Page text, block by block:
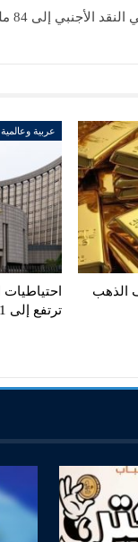
المركزي العراقي:
الذهب
عربية وعالمية
ترتفع إلى 3.41 تريليون…